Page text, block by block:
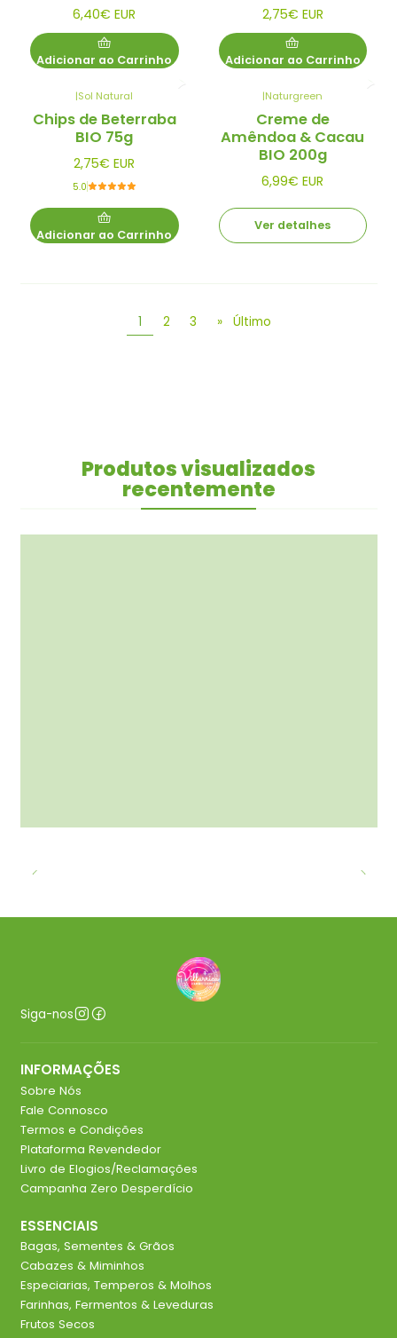
6,40€ EUR
Adicionar ao Carrinho
2,75€ EUR
Adicionar ao Carrinho
|Sol Natural
Chips de Beterraba
BIO 75g
2,75€ EUR
5.0
Adicionar ao Carrinho
|Naturgreen
Creme de
Amêndoa & Cacau
BIO 200g
6,99€ EUR
Ver detalhes
1 2 3 » Último
Produtos visualizados
recentemente
Siga-nos
INFORMAÇÕES
Sobre Nós
Fale Connosco
Termos e Condições
Plataforma Revendedor
Livro de Elogios/Reclamações
Campanha Zero Desperdício
ESSENCIAIS
Bagas, Sementes & Grãos
Cabazes & Miminhos
Especiarias, Temperos & Molhos
Farinhas, Fermentos & Leveduras
Frutos Secos